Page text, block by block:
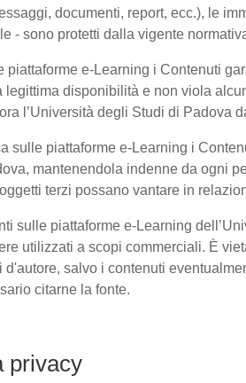
documenti, report, ecc.), le
- sono protetti dalla vigente
piattaforme e-Learning i Contenuti
legittima disponibilità e non viola
l’Università degli Studi di Padova
sulle piattaforme e-Learning i
mantenendola indenne da ogni
terzi possano vantare in
sulle piattaforme e-Learning
utilizzati a scopi commerciali. È
d'autore, salvo i contenuti
citarne la fonte.
privacy